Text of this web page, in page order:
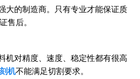
的制造商。只有专业才能保证质
售后。
对精度、速度、稳定性都有很高
机不能满足切割要求。